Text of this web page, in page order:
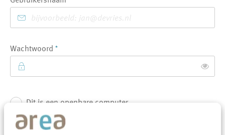
Wachtwoord *
LoginDit is een openbare computer
Jouw gegevens worden niet opgeslagen in cookies.
Dit is mijn persoonlijke computer